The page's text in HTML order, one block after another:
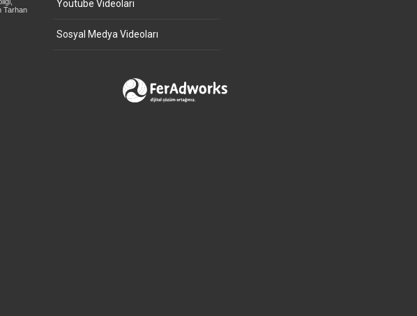
Tarhan
Youtube Videoları
Sosyal Medya Videoları